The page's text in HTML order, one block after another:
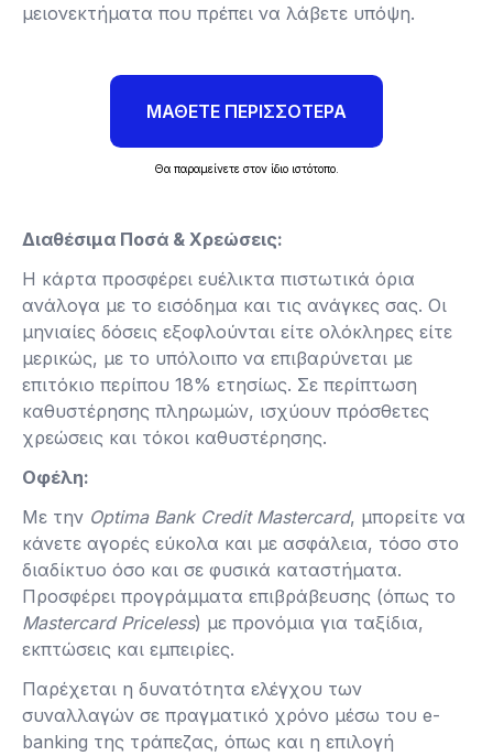
μειονεκτήματα που πρέπει να λάβετε υπόψη.
ΜΑΘΕΤΕ ΠΕΡΙΣΣΟΤΕΡΑ
Θα παραμείνετε στον ίδιο ιστότοπο.
Διαθέσιμα Ποσά & Χρεώσεις:
Η κάρτα προσφέρει ευέλικτα πιστωτικά όρια
ανάλογα με το εισόδημα και τις ανάγκες σας. Οι
μηνιαίες δόσεις εξοφλούνται είτε ολόκληρες είτε
μερικώς, με το υπόλοιπο να επιβαρύνεται με
επιτόκιο περίπου 18% ετησίως. Σε περίπτωση
καθυστέρησης πληρωμών, ισχύουν πρόσθετες
χρεώσεις και τόκοι καθυστέρησης​.
Οφέλη:
Με την Optima Bank Credit Mastercard, μπορείτε να
κάνετε αγορές εύκολα και με ασφάλεια, τόσο στο
διαδίκτυο όσο και σε φυσικά καταστήματα.
Προσφέρει προγράμματα επιβράβευσης (όπως το
Mastercard Priceless) με προνόμια για ταξίδια,
εκπτώσεις και εμπειρίες.
Παρέχεται η δυνατότητα ελέγχου των
συναλλαγών σε πραγματικό χρόνο μέσω του e-
banking της τράπεζας, όπως και η επιλογή